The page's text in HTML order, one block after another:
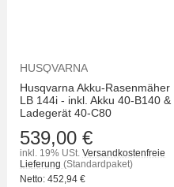
HUSQVARNA
Husqvarna Akku-Rasenmäher
LB 144i - inkl. Akku 40-B140 &
Ladegerät 40-C80
539,00 €
inkl. 19% USt. Versandkostenfreie
Lieferung (Standardpaket)
Netto: 452,94 €